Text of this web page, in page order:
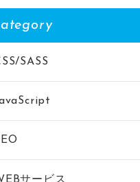
SASS
サービス